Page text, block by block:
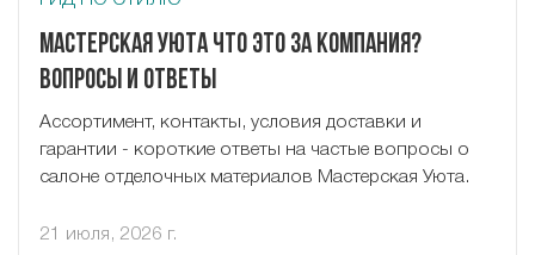
Мастерская Уюта что это за компания?
Вопросы и ответы
Ассортимент, контакты, условия доставки и
гарантии - короткие ответы на частые вопросы о
салоне отделочных материалов Мастерская Уюта.
21 июля, 2026 г.